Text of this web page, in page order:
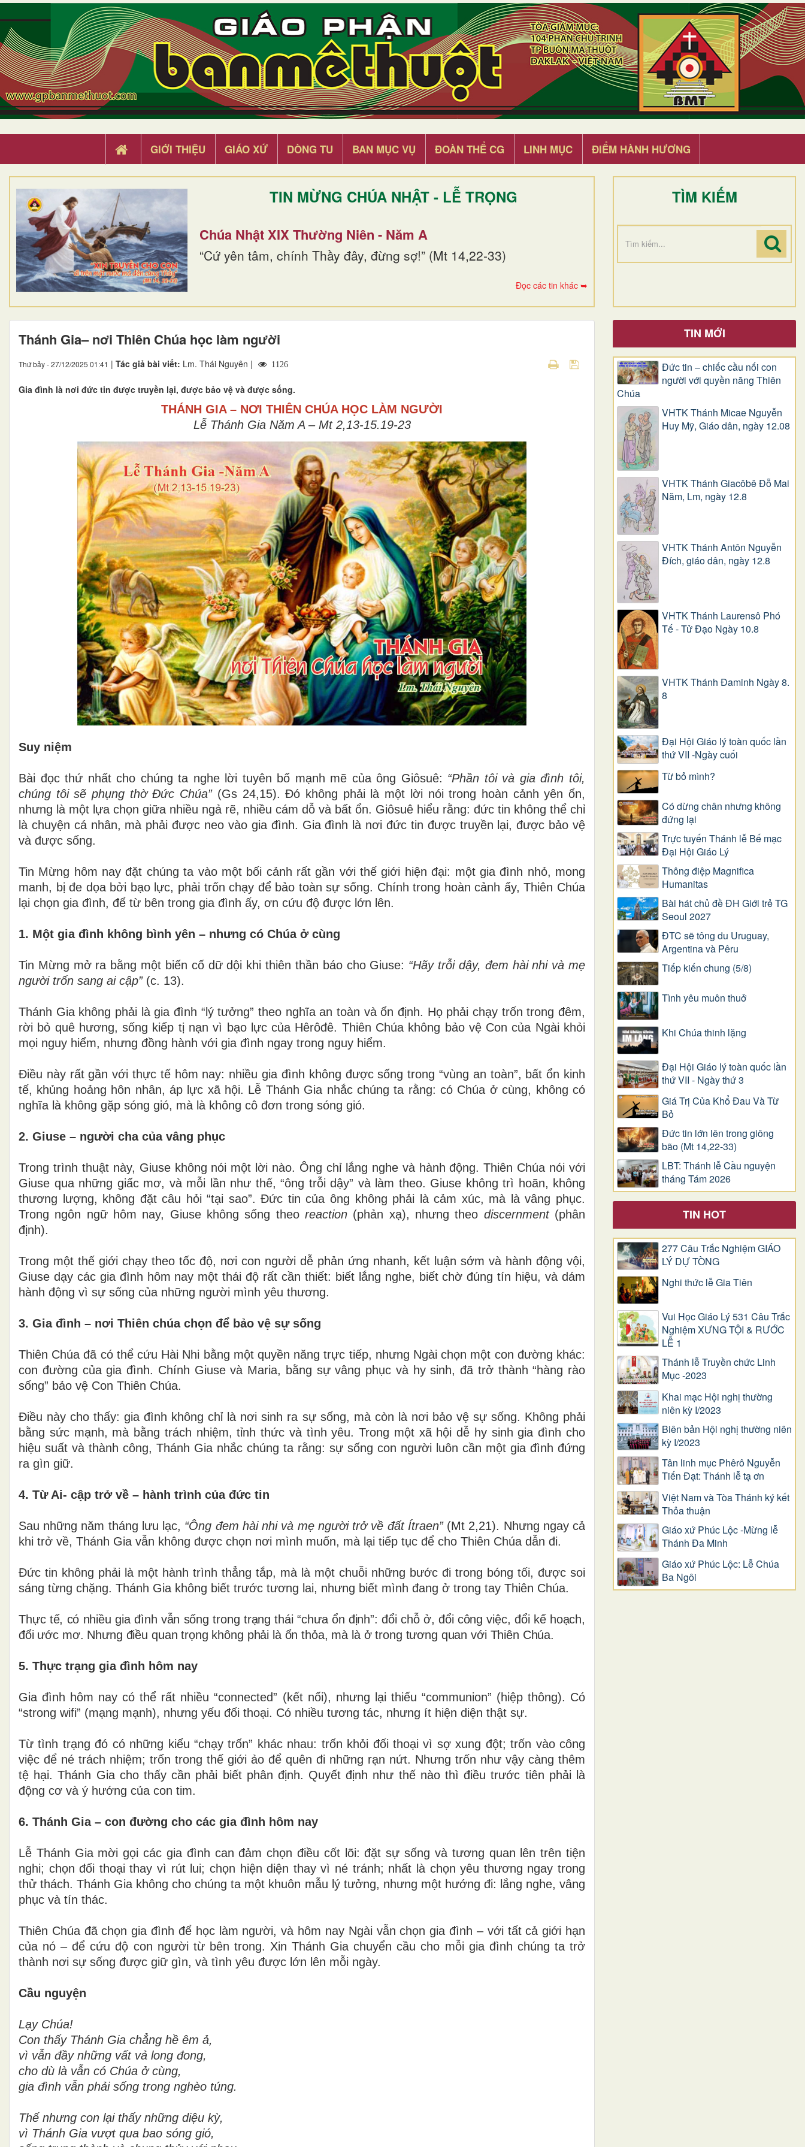
GIỚI THIỆU GIÁO XỨ DÒNG TU BAN MỤC VỤ ĐOÀN THỂ CG LINH MỤC ĐIỂM HÀNH HƯƠNG
TIN MỪNG CHÚA NHẬT - LỄ TRỌNG
Chúa Nhật XIX Thường Niên - Năm A
“Cứ yên tâm, chính Thầy đây, đừng sợ!” (Mt 14,22-33)
Đọc các tin khác ➥
TÌM KIẾM
Thánh Gia– nơi Thiên Chúa học làm người
Thứ bảy - 27/12/2025 01:41 | Tác giả bài viết: Lm. Thái Nguyên | 1126
Gia đình là nơi đức tin được truyền lại, được bảo vệ và được sống.
THÁNH GIA – NƠI THIÊN CHÚA HỌC LÀM NGƯỜI
Lễ Thánh Gia Năm A – Mt 2,13-15.19-23
Suy niệm
Bài đọc thứ nhất cho chúng ta nghe lời tuyên bố mạnh mẽ của ông Giôsuê: “Phần tôi và gia đình tôi,
chúng tôi sẽ phụng thờ Đức Chúa” (Gs 24,15). Đó không phải là một lời nói trong hoàn cảnh yên ổn,
nhưng là một lựa chọn giữa nhiều ngả rẽ, nhiều cám dỗ và bất ổn. Giôsuê hiểu rằng: đức tin không thể chỉ
là chuyện cá nhân, mà phải được neo vào gia đình. Gia đình là nơi đức tin được truyền lại, được bảo vệ
và được sống.
Tin Mừng hôm nay đặt chúng ta vào một bối cảnh rất gần với thế giới hiện đại: một gia đình nhỏ, mong
manh, bị đe dọa bởi bạo lực, phải trốn chạy để bảo toàn sự sống. Chính trong hoàn cảnh ấy, Thiên Chúa
lại chọn gia đình, để từ bên trong gia đình ấy, ơn cứu độ được lớn lên.
1. Một gia đình không bình yên – nhưng có Chúa ở cùng
Tin Mừng mở ra bằng một biến cố dữ dội khi thiên thần báo cho Giuse: “Hãy trỗi dậy, đem hài nhi và mẹ
người trốn sang ai cập” (c. 13).
Thánh Gia không phải là gia đình “lý tưởng” theo nghĩa an toàn và ổn định. Họ phải chạy trốn trong đêm,
rời bỏ quê hương, sống kiếp tị nạn vì bạo lực của Hêrôđê. Thiên Chúa không bảo vệ Con của Ngài khỏi
mọi nguy hiểm, nhưng đồng hành với gia đình ngay trong nguy hiểm.
Điều này rất gần với thực tế hôm nay: nhiều gia đình không được sống trong “vùng an toàn”, bất ổn kinh
tế, khủng hoảng hôn nhân, áp lực xã hội. Lễ Thánh Gia nhắc chúng ta rằng: có Chúa ở cùng, không có
nghĩa là không gặp sóng gió, mà là không cô đơn trong sóng gió.
2. Giuse – người cha của vâng phục
Trong trình thuật này, Giuse không nói một lời nào. Ông chỉ lắng nghe và hành động. Thiên Chúa nói với
Giuse qua những giấc mơ, và mỗi lần như thế, “ông trỗi dậy” và làm theo. Giuse không trì hoãn, không
thương lượng, không đặt câu hỏi “tại sao”. Đức tin của ông không phải là cảm xúc, mà là vâng phục.
Trong ngôn ngữ hôm nay, Giuse không sống theo reaction (phản xạ), nhưng theo discernment (phân
định).
Trong một thế giới chạy theo tốc độ, nơi con người dễ phản ứng nhanh, kết luận sớm và hành động vội,
Giuse dạy các gia đình hôm nay một thái độ rất cần thiết: biết lắng nghe, biết chờ đúng tín hiệu, và dám
hành động vì sự sống của những người mình yêu thương.
3. Gia đình – nơi Thiên chúa chọn để bảo vệ sự sống
Thiên Chúa đã có thể cứu Hài Nhi bằng một quyền năng trực tiếp, nhưng Ngài chọn một con đường khác:
con đường của gia đình. Chính Giuse và Maria, bằng sự vâng phục và hy sinh, đã trở thành “hàng rào
sống” bảo vệ Con Thiên Chúa.
Điều này cho thấy: gia đình không chỉ là nơi sinh ra sự sống, mà còn là nơi bảo vệ sự sống. Không phải
bằng sức mạnh, mà bằng trách nhiệm, tỉnh thức và tình yêu. Trong một xã hội dễ hy sinh gia đình cho
hiệu suất và thành công, Thánh Gia nhắc chúng ta rằng: sự sống con người luôn cần một gia đình đứng
ra gìn giữ.
4. Từ Ai- cập trở về – hành trình của đức tin
Sau những năm tháng lưu lạc, “Ông đem hài nhi và mẹ người trở về đất Ítraen”(Mt 2,21). Nhưng ngay cả
khi trở về, Thánh Gia vẫn không được chọn nơi mình muốn, mà lại tiếp tục để cho Thiên Chúa dẫn đi.
Đức tin không phải là một hành trình thẳng tắp, mà là một chuỗi những bước đi trong bóng tối, được soi
sáng từng chặng. Thánh Gia không biết trước tương lai, nhưng biết mình đang ở trong tay Thiên Chúa.
Thực tế, có nhiều gia đình vẫn sống trong trạng thái “chưa ổn định”: đổi chỗ ở, đổi công việc, đổi kế hoạch,
đổi ước mơ. Nhưng điều quan trọng không phải là ổn thỏa, mà là ở trong tương quan với Thiên Chúa.
5. Thực trạng gia đình hôm nay
Gia đình hôm nay có thể rất nhiều “connected” (kết nối), nhưng lại thiếu “communion” (hiệp thông). Có
“strong wifi” (mạng mạnh), nhưng yếu đối thoại. Có nhiều tương tác, nhưng ít hiện diện thật sự.
Từ tình trạng đó có những kiểu “chạy trốn” khác nhau: trốn khỏi đối thoại vì sợ xung đột; trốn vào công
việc để né trách nhiệm; trốn trong thế giới ảo để quên đi những rạn nứt. Nhưng trốn như vậy càng thêm
tệ hại. Thánh Gia cho thấy cần phải biết phân định. Quyết định như thế nào thì điều trước tiên phải là
động cơ và ý hướng của con tim.
6. Thánh Gia – con đường cho các gia đình hôm nay
Lễ Thánh Gia mời gọi các gia đình can đảm chọn điều cốt lõi: đặt sự sống và tương quan lên trên tiện
nghi; chọn đối thoại thay vì rút lui; chọn hiện diện thay vì né tránh; nhất là chọn yêu thương ngay trong
thử thách. Thánh Gia không cho chúng ta một khuôn mẫu lý tưởng, nhưng một hướng đi: lắng nghe, vâng
phục và tín thác.
Thiên Chúa đã chọn gia đình để học làm người, và hôm nay Ngài vẫn chọn gia đình – với tất cả giới hạn
của nó – để cứu độ con người từ bên trong. Xin Thánh Gia chuyển cầu cho mỗi gia đình chúng ta trở
thành nơi sự sống được giữ gìn, và tình yêu được lớn lên mỗi ngày.
Cầu nguyện
Lạy Chúa!
Con thấy Thánh Gia chẳng hề êm ả,
vì vẫn đầy những vất vả long đong,
cho dù là vẫn có Chúa ở cùng,
gia đình vẫn phải sống trong nghèo túng.
Thế nhưng con lại thấy những diệu kỳ,
vì Thánh Gia vượt qua bao sóng gió,
TIN MỚI
Đức tin – chiếc cầu nối con
người với quyền năng Thiên
Chúa
VHTK Thánh Micae Nguyễn
Huy Mỹ, Giáo dân, ngày 12.08
VHTK Thánh Giacôbê Ðỗ Mai
Năm, Lm, ngày 12.8
VHTK Thánh Antôn Nguyễn
Ðích, giáo dân, ngày 12.8
VHTK Thánh Laurensô Phó
Tế - Tử Đạo Ngày 10.8
VHTK Thánh Đaminh Ngày 8.
8
Đại Hội Giáo lý toàn quốc lần
thứ VII -Ngày cuối
Từ bỏ mình?
Có dừng chân nhưng không
đứng lại
Trực tuyến Thánh lễ Bế mạc
Đại Hội Giáo Lý
Thông điệp Magnifica
Humanitas
Bài hát chủ đề ĐH Giới trẻ TG
Seoul 2027
ĐTC sẽ tông du Uruguay,
Argentina và Pêru
Tiếp kiến chung (5/8)
Tình yêu muôn thuở
Khi Chúa thinh lặng
Đại Hội Giáo lý toàn quốc lần
thứ VII - Ngày thứ 3
Giá Trị Của Khổ Ðau Và Từ
Bỏ
Đức tin lớn lên trong giông
bão (Mt 14,22-33)
LBT: Thánh lễ Cầu nguyện
tháng Tám 2026
TIN HOT
277 Câu Trắc Nghiệm GIÁO
LÝ DỰ TÒNG
Nghi thức lễ Gia Tiên
Vui Học Giáo Lý 531 Câu Trắc
Nghiệm XƯNG TỘI & RƯỚC
LỄ 1
Thánh lễ Truyền chức Linh
Mục -2023
Khai mạc Hội nghị thường
niên kỳ I/2023
Biên bản Hội nghị thường niên
kỳ I/2023
Tân linh mục Phêrô Nguyễn
Tiến Đạt: Thánh lễ tạ ơn
Việt Nam và Tòa Thánh ký kết
Thỏa thuận
Giáo xứ Phúc Lộc -Mừng lễ
Thánh Đa Minh
Giáo xứ Phúc Lộc: Lễ Chúa
Ba Ngôi